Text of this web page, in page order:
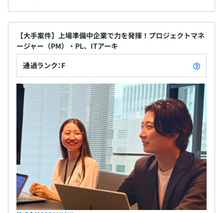
【大手案件】上場準備中企業で力を発揮！プロジェクトマネ
ージャー（PM）・PL、ITアーキ
通過ランク：F